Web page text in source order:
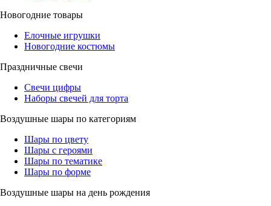
Новогодние товары
Елочные игрушки
Новогодние костюмы
Праздничные свечи
Свечи цифры
Наборы свечей для торта
Воздушные шары по категориям
Шары по цвету
Шары с героями
Шары по тематике
Шары по форме
Воздушные шары на день рождения